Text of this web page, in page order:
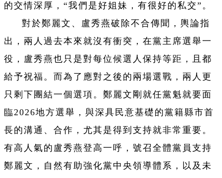
的交情深厚，“我們是好姐妹，有很好的私交”。
對於鄭麗文、盧秀燕破除不合傳聞，輿論指
出，兩人過去本來就沒有衝突，在黨主席選舉一
役，盧秀燕也只是對每位候選人保持等距，且都
給予祝福。而為了應對之後的兩場選戰，兩人更
只剩下團結一個選項。鄭麗文剛就任黨魁就要面
臨2026地方選舉，與深具民意基礎的黨籍縣市首
長的溝通、合作，尤其是得到支持就非常重要。
有高人氣的盧秀燕登高一呼，號召全體黨員支持
鄭麗文，自然有助強化黨中央領導體系，以及未